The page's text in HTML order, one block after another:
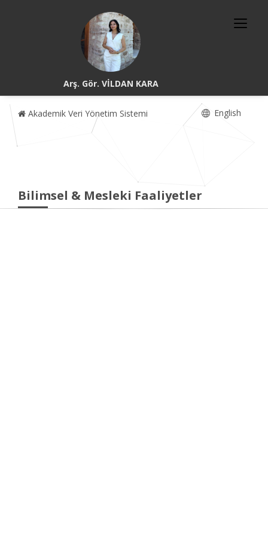
Arş. Gör. VİLDAN KARA
Akademik Veri Yönetim Sistemi English
Bilimsel & Mesleki Faaliyetler